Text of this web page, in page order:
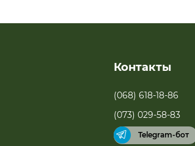
Контакты
(068) 618-18-86
(073) 029-58-83
Telegram-бот